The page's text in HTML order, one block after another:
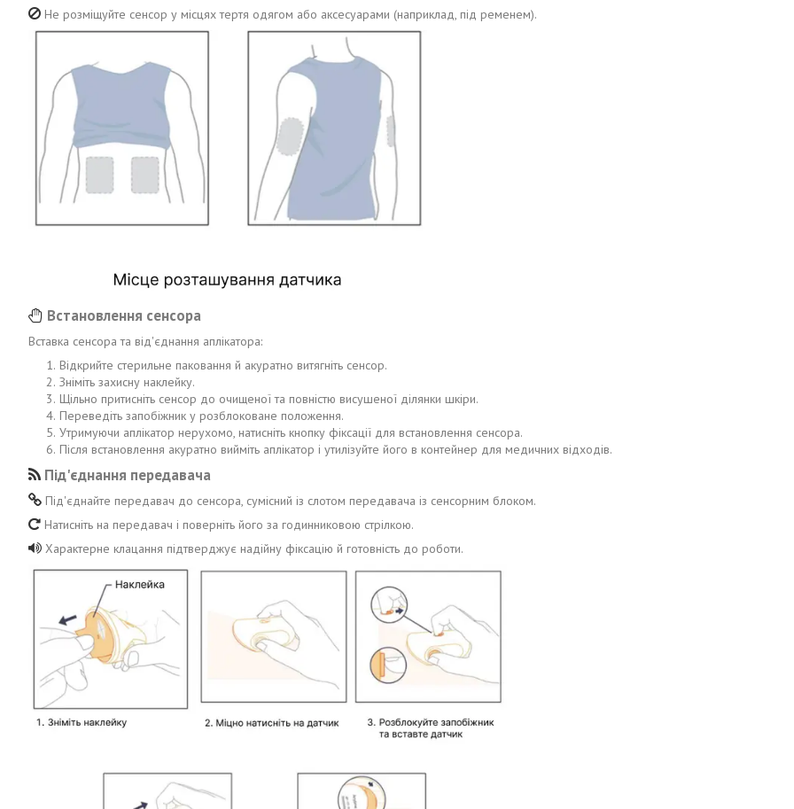
Не розміщуйте сенсор у місцях тертя одягом або аксесуарами (наприклад, під ременем).
Встановлення сенсора
Вставка сенсора та від'єднання аплікатора:
Відкрийте стерильне паковання й акуратно витягніть сенсор.
Зніміть захисну наклейку.
Щільно притисніть сенсор до очищеної та повністю висушеної ділянки шкіри.
Переведіть запобіжник у розблоковане положення.
Утримуючи аплікатор нерухомо, натисніть кнопку фіксації для встановлення сенсора.
Після встановлення акуратно вийміть аплікатор і утилізуйте його в контейнер для медичних відходів.
Під'єднання передавача
Під'єднайте передавач до сенсора, сумісний із слотом передавача із сенсорним блоком.
Натисніть на передавач і поверніть його за годинниковою стрілкою.
Характерне клацання підтверджує надійну фіксацію й готовність до роботи.